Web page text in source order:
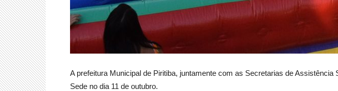
A prefeitura Municipal de Piritiba, juntamente com as Secretarias de
Sede no dia 11 de outubro.